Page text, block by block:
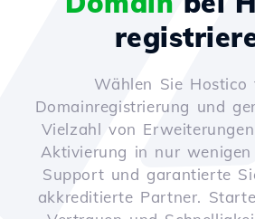
Wählen Sie Hostico
Domainregistrierung und
Vielzahl von
Aktivierung in nur
Support und garantierte
akkreditierte Partner.